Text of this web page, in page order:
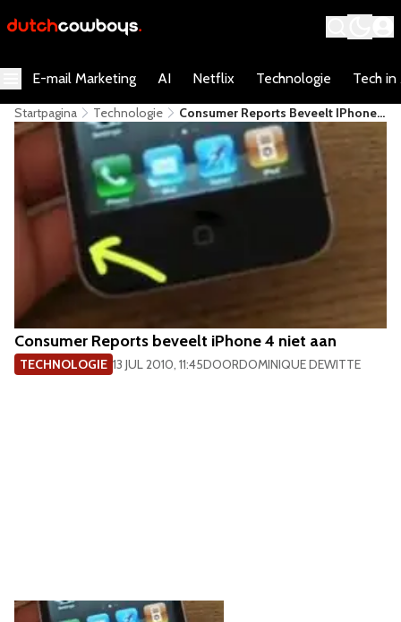
E-mail Marketing AI Netflix Technologie Tech in
Startpagina Technologie
Consumer Reports Beveelt IPhone
4 Niet Aan
Consumer Reports beveelt iPhone 4 niet aan
TECHNOLOGIE 13 JUL 2010, 11:45DOORDOMINIQUE DEWITTE